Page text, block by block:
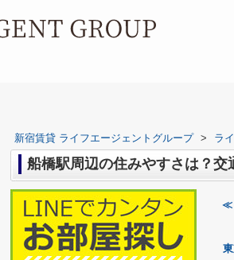
新宿賃貸 ライフエージェントグループ > ラ
船橋駅周辺の住みやすさは？
≪